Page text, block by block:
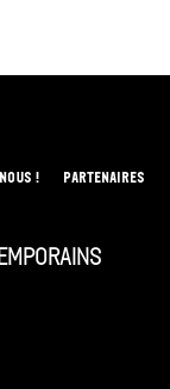
! PARTENAIRES